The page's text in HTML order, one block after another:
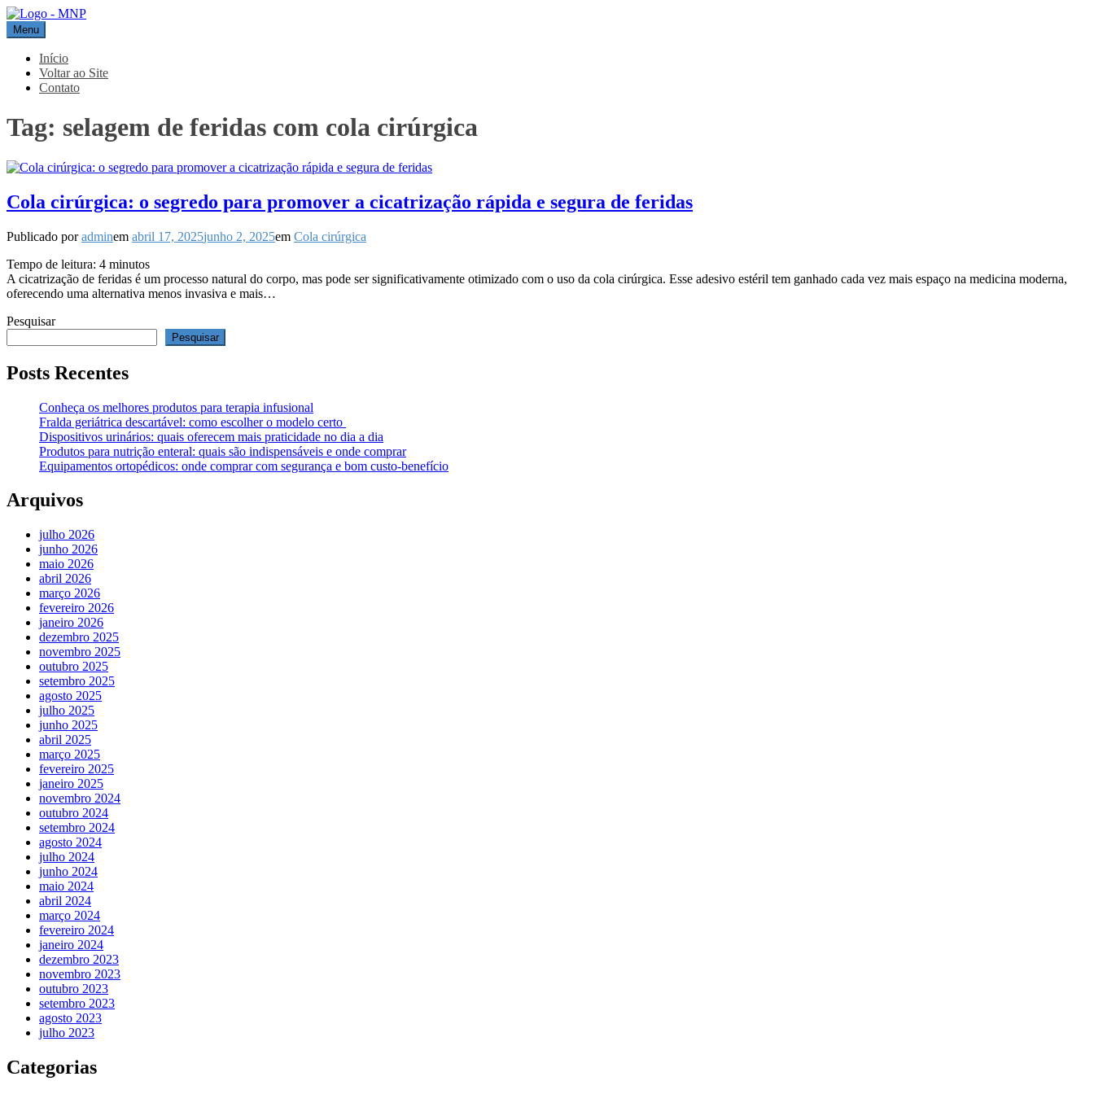
Pular
para
o
conteúdo
MNP
Blog
Menu
Início
Voltar ao Site
Contato
Tag: selagem de feridas com cola cirúrgica
Cola cirúrgica: o segredo para promover a cicatrização rápida e segura de feridas
Publicado poradminem abril 17, 2025junho 2, 2025em Cola cirúrgica
Tempo de leitura: 4 minutos
A cicatrização de feridas é um processo natural do corpo, mas pode ser significativamente otimizado com o uso da cola cirúrgica. Esse adesivo estéril tem ganhado cada vez mais espaço na medicina moderna,
oferecendo uma alternativa menos invasiva e mais…
Pesquisar
Pesquisar
Posts Recentes
Conheça os melhores produtos para terapia infusional
Fralda geriátrica descartável: como escolher o modelo certo
Dispositivos urinários: quais oferecem mais praticidade no dia a dia
Produtos para nutrição enteral: quais são indispensáveis e onde comprar
Equipamentos ortopédicos: onde comprar com segurança e bom custo-benefício
Arquivos
julho 2026
junho 2026
maio 2026
abril 2026
março 2026
fevereiro 2026
janeiro 2026
dezembro 2025
novembro 2025
outubro 2025
setembro 2025
agosto 2025
julho 2025
junho 2025
abril 2025
março 2025
fevereiro 2025
janeiro 2025
novembro 2024
outubro 2024
setembro 2024
agosto 2024
julho 2024
junho 2024
maio 2024
abril 2024
março 2024
fevereiro 2024
janeiro 2024
dezembro 2023
novembro 2023
outubro 2023
setembro 2023
agosto 2023
julho 2023
Categorias